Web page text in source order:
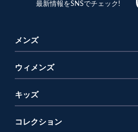
最新情報をSNSでチェック!
メンズ
ウィメンズ
キッズ
コレクション